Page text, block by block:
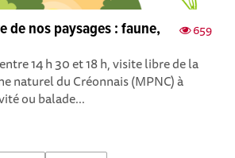
659
de nos paysages : faune,
14 h 30 et 18 h, visite libre de la
naturel du Créonnais (MPNC) à
ou balade...